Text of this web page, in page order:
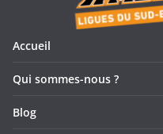
Accueil
Qui sommes-nous ?
Blog